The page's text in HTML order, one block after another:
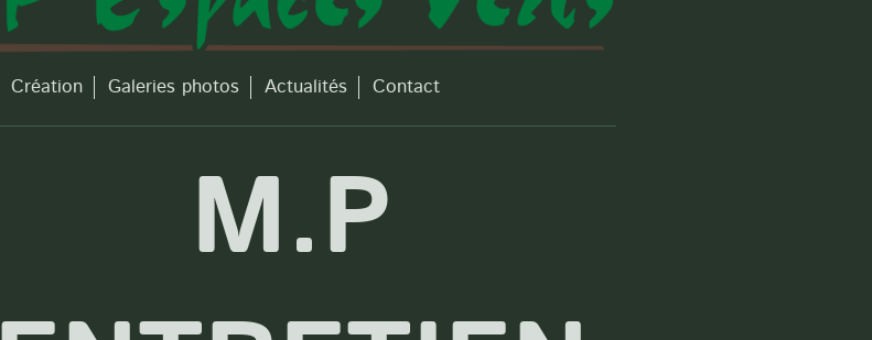
Création Galeries photos Actualités Contact
M.P